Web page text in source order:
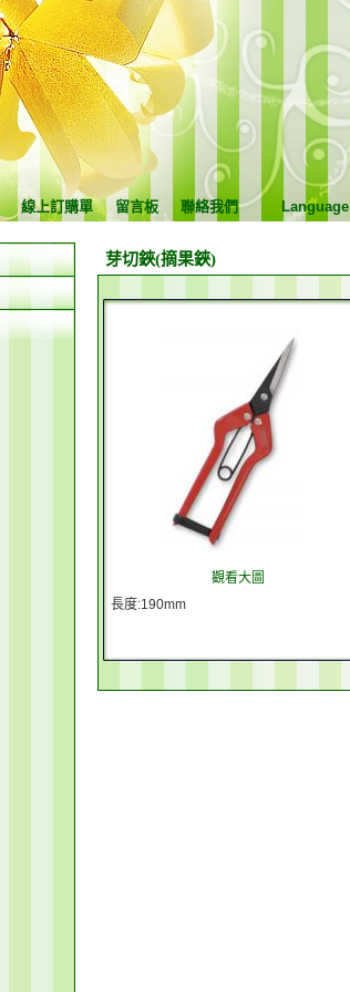
線上訂購單 留言板 聯絡我們 Language
芽切鋏(摘果鋏)
觀看大圖
長度:190mm